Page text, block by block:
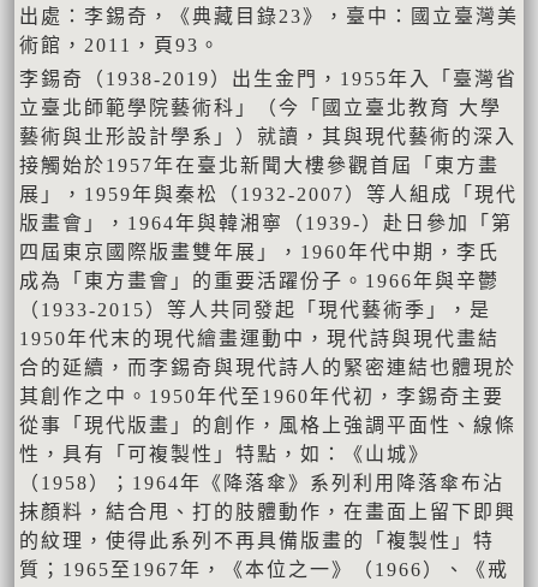
出處：李錫奇，《典藏目錄23》，臺中：國立臺灣美
術館，2011，頁93。
李錫奇（1938-2019）出生金門，1955年入「臺灣省
立臺北師範學院藝術科」（今「國立臺北教育 大學
藝術與㐀形設計學系」）就讀，其與現代藝術的深入
接觸始於1957年在臺北新聞大樓參觀首屆「東方畫
展」，1959年與秦松（1932-2007）等人組成「現代
版畫會」，1964年與韓湘寧（1939-）赴日參加「第
四屆東京國際版畫雙年展」，1960年代中期，李氏
成為「東方畫會」的重要活躍份子。1966年與辛鬱
（1933-2015）等人共同發起「現代藝術季」，是
1950年代末的現代繪畫運動中，現代詩與現代畫結
合的延續，而李錫奇與現代詩人的緊密連結也體現於
其創作之中。1950年代至1960年代初，李錫奇主要
從事「現代版畫」的創作，風格上強調平面性、線條
性，具有「可複製性」特點，如：《山城》
（1958）；1964年《降落傘》系列利用降落傘布沾
抹顏料，結合甩、打的肢體動作，在畫面上留下即興
的紋理，使得此系列不再具備版畫的「複製性」特
質；1965至1967年，《本位之一》（1966）、《戒